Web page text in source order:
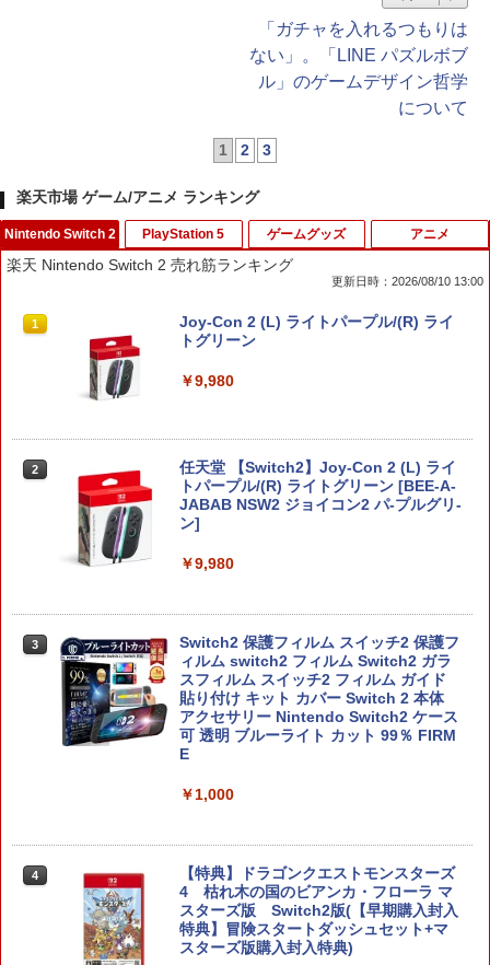
「ガチャを入れるつもりは
ない」。「LINE パズルボブ
ル」のゲームデザイン哲学
について
1 2 3
楽天市場 ゲーム/アニメ ランキング
Nintendo Switch 2
楽天 Nintendo Switch 2 売れ筋ランキング
更新日時：2026/08/10 13:00
1
Joy-Con 2 (L) ライトパープル/(R) ライ
トグリーン
￥9,980
2
任天堂 【Switch2】Joy-Con 2 (L) ライ
トパープル/(R) ライトグリーン [BEE-A-
JABAB NSW2 ジョイコン2 パ-プルグリ-
ン]
￥9,980
3
Switch2 保護フィルム スイッチ2 保護フ
ィルム switch2 フィルム Switch2 ガラ
スフィルム スイッチ2 フィルム ガイド
貼り付け キット カバー Switch 2 本体
アクセサリー Nintendo Switch2 ケース
可 透明 ブルーライト カット 99％ FIRM
E
￥1,000
4
【特典】ドラゴンクエストモンスターズ
4 枯れ木の国のビアンカ・フローラ マ
スターズ版 Switch2版(【早期購入封入
特典】冒険スタートダッシュセット+マ
スターズ版購入封入特典)
PlayStation 5 ゲームグッズ アニメ